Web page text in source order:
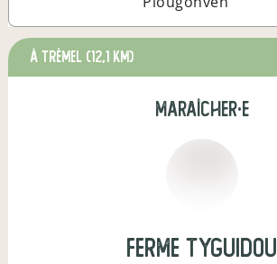
à Trémel (12,1 km)
maraîcher·e
Ferme Tyguidou